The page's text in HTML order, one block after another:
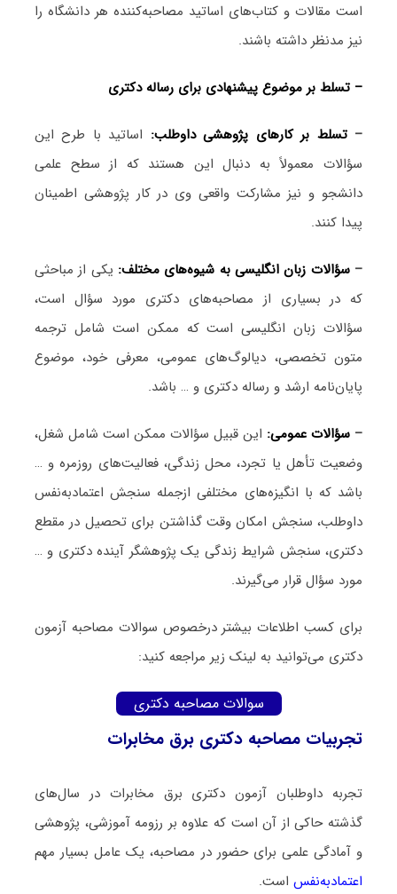
است مقالات و کتاب‌های اساتید مصاحبه‌کننده هر دانشگاه را
نیز مدنظر داشته باشند.
– تسلط بر موضوع پیشنهادی برای رساله دکتری
–تسلط بر کارهای پژوهشی داوطلب: اساتید با طرح این
سؤالات معمولاً به دنبال این هستند که از سطح علمی
دانشجو و نیز مشارکت واقعی وی در کار پژوهشی اطمینان
پیدا کنند.
– سؤالات زبان انگلیسی به شیوه‌های مختلف: یکی از مباحثی
که در بسیاری از مصاحبه‌های دکتری مورد سؤال است،
سؤالات زبان انگلیسی است که ممکن است شامل ترجمه
متون تخصصی، دیالوگ‌های عمومی، معرفی خود، موضوع
پایان‌نامه ارشد و رساله دکتری و … باشد.
– سؤالات عمومی: این قبیل سؤالات ممکن است شامل شغل،
وضعیت تأهل یا تجرد، محل زندگی، فعالیت‌های روزمره و …
باشد که با انگیزه‌های مختلفی ازجمله سنجش اعتمادبه‌نفس
داوطلب، سنجش امکان وقت گذاشتن برای تحصیل در مقطع
دکتری، سنجش شرایط زندگی یک پژوهشگر آینده دکتری و …
مورد سؤال قرار می‌گیرند.
برای کسب اطلاعات بیشتر درخصوص سوالات مصاحبه آزمون
دکتری می‌توانید به لینک زیر مراجعه کنید:
سوالات مصاحبه دکتری
تجربیات مصاحبه دکتری برق مخابرات
تجربه داوطلبان آزمون دکتری برق مخابرات در سال‌های
گذشته حاکی از آن است که علاوه بر رزومه آموزشی، پژوهشی
و آمادگی علمی برای حضور در مصاحبه، یک عامل بسیار مهم
اعتمادبه‌نفساست.